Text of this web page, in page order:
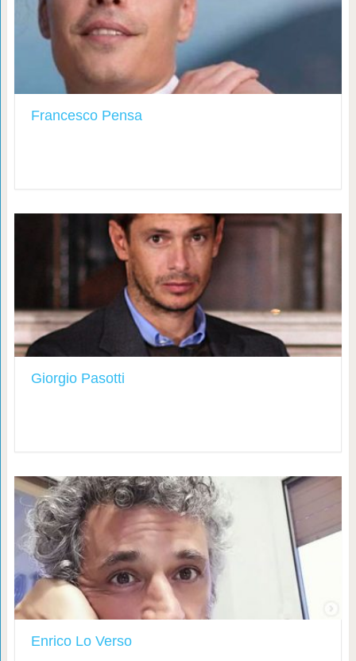
Francesco Pensa
Giorgio Pasotti
Enrico Lo Verso